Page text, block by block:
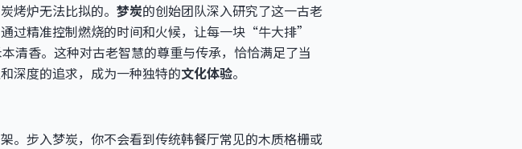
烤炉无法比拟的。 梦炭的创始团队深入研究了这一古老
过精准控制燃烧的时间和火候，让每一块“牛大排”
清香。这种对古老智慧的尊重与传承，恰恰满足了当
深度的追求，成为一种独特的文化体验。
。步入梦炭，你不会看到传统韩餐厅常见的木质格栅或